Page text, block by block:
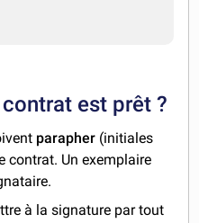
est prêt ?
parapher (initiales
contrat. Un exemplaire
à la signature par tout